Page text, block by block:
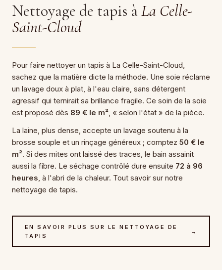
Nettoyage de tapis àLa Celle-
Saint-Cloud
Pour faire nettoyer un tapis à La Celle-Saint-Cloud,
sachez que la matière dicte la méthode. Une soie réclame
un lavage doux à plat, à l'eau claire, sans détergent
agressif qui ternirait sa brillance fragile. Ce soin de la soie
est proposé dès 89 € le m² , « selon l'état » de la pièce.
La laine, plus dense, accepte un lavage soutenu à la
brosse souple et un rinçage généreux ; comptez 50 € le
m². Si des mites ont laissé des traces, le bain assainit
aussi la fibre. Le séchage contrôlé dure ensuite 72 à 96
heures , à l'abri de la chaleur. Tout savoir sur notre
nettoyage de tapis.
EN SAVOIR PLUS SUR LE NETTOYAGE DE
TAPIS
→